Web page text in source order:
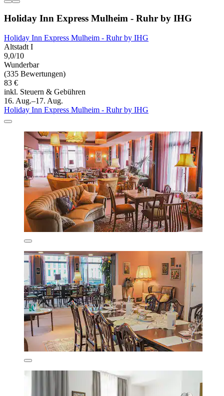
Holiday Inn Express Mulheim - Ruhr by IHG
Holiday Inn Express Mulheim - Ruhr by IHG
Altstadt I
9,0/10
Wunderbar
(335 Bewertungen)
83 €
inkl. Steuern & Gebühren
16. Aug.–17. Aug.
Holiday Inn Express Mulheim - Ruhr by IHG